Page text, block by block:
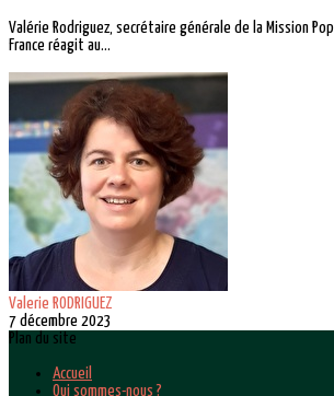
Valérie Rodriguez, secrétaire générale de la Mission
France réagit au...
Valerie RODRIGUEZ
7 décembre 2023
Plan du site
Accueil
Qui sommes-nous ?